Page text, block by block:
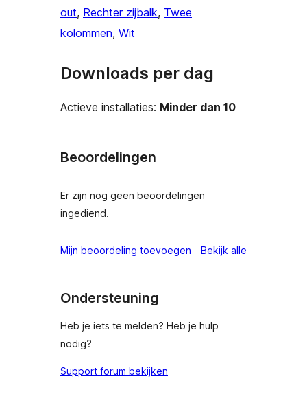
out, Rechter zijbalk, Twee
kolommen, Wit
Downloads per dag
Actieve installaties: Minder dan 10
Beoordelingen
Er zijn nog geen beoordelingen
ingediend.
Mijn beoordeling toevoegen Bekijk alle
Ondersteuning
Heb je iets te melden? Heb je hulp
nodig?
Support forum bekijken